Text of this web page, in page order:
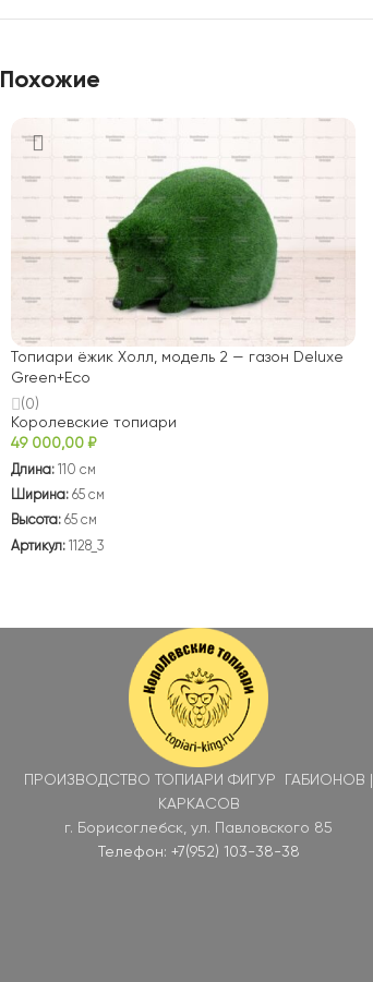
Похожие
Топиари ёжик Холл, модель 2 — газон Deluxe
Green+Eco
(0)
Королевские топиари
49 000,00₽
Длина: 110 см
Ширина: 65 см
Высота: 65 см
Артикул: 1128_3
ПРОИЗВОДСТВО ТОПИАРИ ФИГУР ГАБИОНОВ |
КАРКАСОВ
г. Борисоглебск, ул. Павловского 85
Телефон: +7(952) 103-38-38